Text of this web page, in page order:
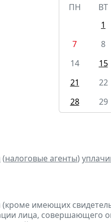
ПН
ВТ
1
7
8
14
15
21
22
28
29
(налоговые агенты)
(кроме имеющих
лица, совершающего